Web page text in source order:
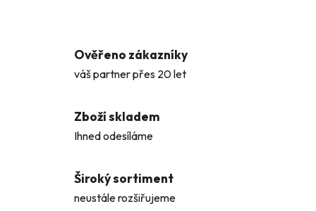
Ověřeno zákazníky
váš partner přes 20 let
Zboží skladem
Ihned odesíláme
Široký sortiment
neustále rozšiřujeme